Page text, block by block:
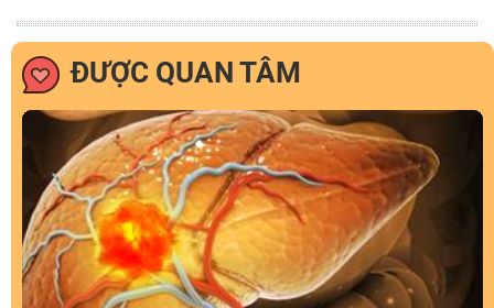
ĐƯỢC QUAN TÂM